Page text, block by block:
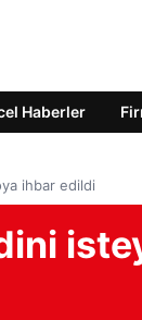
Haberler
ihbar edildi